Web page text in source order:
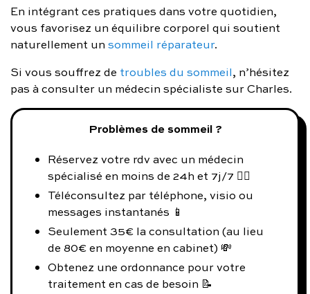
En intégrant ces pratiques dans votre quotidien,
vous favorisez un équilibre corporel qui soutient
naturellement un sommeil réparateur.
Si vous souffrez de troubles du sommeil, n’hésitez
pas à consulter un médecin spécialiste sur Charles.
Problèmes de sommeil ?
Réservez votre rdv avec un médecin
spécialisé en moins de 24h et 7j/7 👨‍⚕️
Téléconsultez par téléphone, visio ou
messages instantanés 📱
Seulement 35€ la consultation (au lieu
de 80€ en moyenne en cabinet) 💸
Obtenez une ordonnance pour votre
traitement en cas de besoin 📝